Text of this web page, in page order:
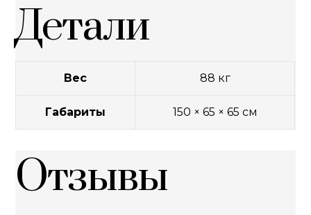
Детали
Вес 88 кг
Габариты 150 × 65 × 65 см
Отзывы